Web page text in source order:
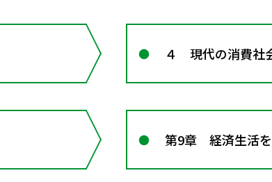
４ 現代の消費社
第9章 経済生活